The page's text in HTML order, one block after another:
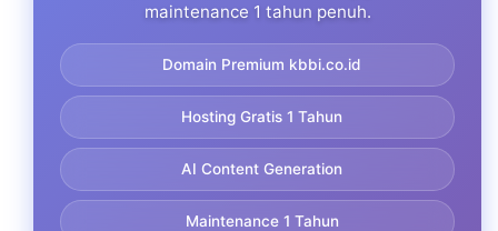
maintenance 1 tahun penuh.
Domain Premium kbbi.co.id
Hosting Gratis 1 Tahun
AI Content Generation
Maintenance 1 Tahun